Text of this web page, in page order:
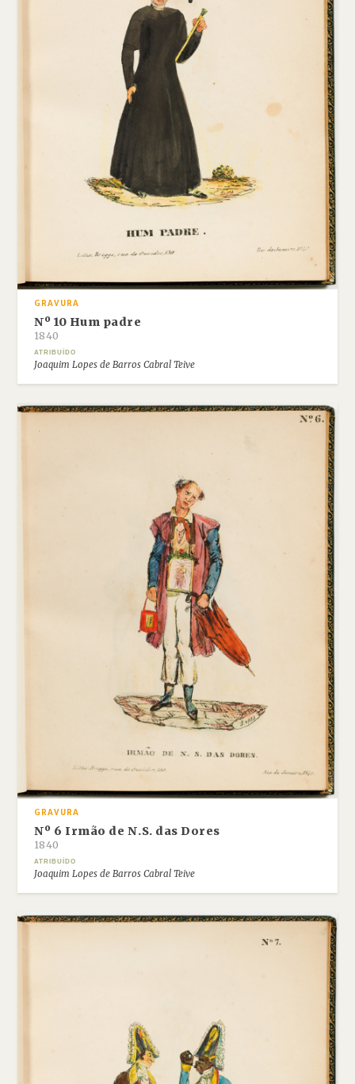
GRAVURA
Nº 10 Hum padre
1840
ATRIBUÍDO
Joaquim Lopes de Barros Cabral Teive
GRAVURA
Nº 6 Irmão de N.S. das Dores
1840
ATRIBUÍDO
Joaquim Lopes de Barros Cabral Teive